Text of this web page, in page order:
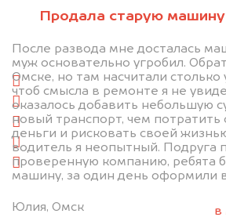
Продала старую
После развода мне досталась
муж основательно угробил.
Омске, но там насчитали столько
чтоб смысла в ремонте я не
оказалось добавить небольшую
новый транспорт, чем
деньги и рисковать своей
водитель я неопытный. Подруга
проверенную компанию, ребята
машину, за один день оформили
Юлия, Омск
минуту эксперт-оценщик
1. Сфотографируйте машину:
спереди
сзади
слева
справа
салон
+79584983298 по WhatsApp*, в